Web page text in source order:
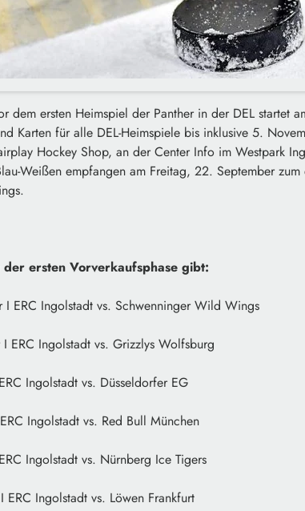
dem ersten Heimspiel der Panther in der DEL startet
Karten für alle DEL-Heimspiele bis inklusive 5.
Hockey Shop, an der Center Info im Westpark
Weißen empfangen am Freitag, 22. September
ersten Vorverkaufsphase gibt:
ERC Ingolstadt vs. Schwenninger Wild Wings
ERC Ingolstadt vs. Grizzlys Wolfsburg
Ingolstadt vs. Düsseldorfer EG
Ingolstadt vs. Red Bull München
Ingolstadt vs. Nürnberg Ice Tigers
Ingolstadt vs. Löwen Frankfurt